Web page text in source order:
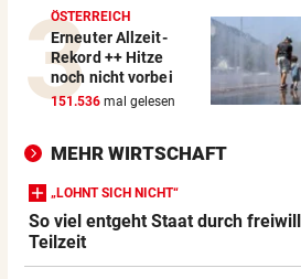
triumphiert bei Vorwahl
WIEDERHOLUNGSTÄTER vor
Nach Eklat: Sperre gegen
Wie sich das Wetter nach
Rekord-Hitze umstellt
ÖSTERREICH
Erneuter Allzeit-
Rekord ++ Hitze
noch nicht vorbei
151.536 mal gelesen
MEHR WIRTSCHAFT
„LOHNT SICH NICHT“
So viel entgeht Staat durch
Teilzeit